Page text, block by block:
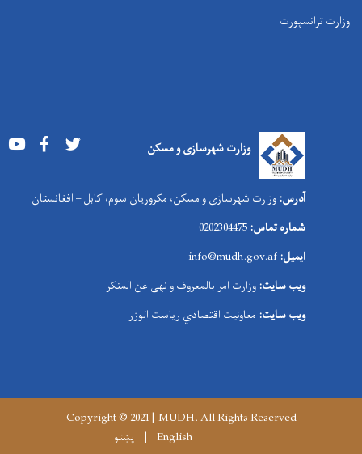
وزارت ترانسپورت
وزارت شهرسازی و مسکن Youtube Facebook
آدرس: وزارت شهرسازی و مسکن، مکروریان سوم، کابل – افغانستان
شماره تماس:
ایمیل: info@mudh.gov.af
ویب سایت: وزارت امر بالمعروف و نهی عن المنکر
ویب سایت: معاونیت اقتصادي ریاست الوزرا
Copyright © 2021 | MUDH. All Rights Reserved
English
پښتو